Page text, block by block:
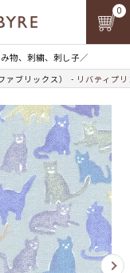
物、刺繍、刺し子／
0
ァブリックス） リバティプ